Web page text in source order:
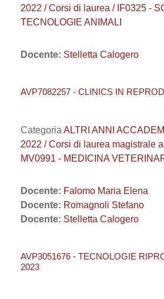
2022 / Corsi di laurea / IF0325 -
TECNOLOGIE ANIMALI
Docente: Stelletta Calogero
AVP7082257 - CLINICS IN
Categoria ALTRI ANNI
2022 / Corsi di laurea magistrale
MV0991 - MEDICINA
Docente: Falomo Maria Elena
Docente: Romagnoli Stefano
Docente: Stelletta Calogero
AVP3051676 - TECNOLOGIE
2023